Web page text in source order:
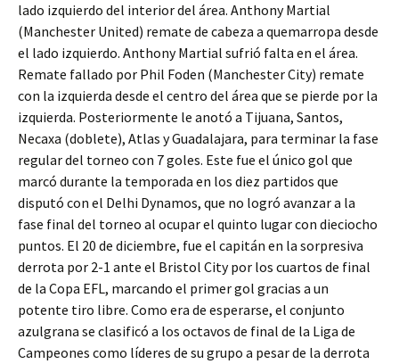
lado izquierdo del interior del área. Anthony Martial
(Manchester United) remate de cabeza a quemarropa desde
el lado izquierdo. Anthony Martial sufrió falta en el área.
Remate fallado por Phil Foden (Manchester City) remate
con la izquierda desde el centro del área que se pierde por la
izquierda. Posteriormente le anotó a Tijuana, Santos,
Necaxa (doblete), Atlas y Guadalajara, para terminar la fase
regular del torneo con 7 goles. Este fue el único gol que
marcó durante la temporada en los diez partidos que
disputó con el Delhi Dynamos, que no logró avanzar a la
fase final del torneo al ocupar el quinto lugar con dieciocho
puntos. El 20 de diciembre, fue el capitán en la sorpresiva
derrota por 2-1 ante el Bristol City por los cuartos de final
de la Copa EFL, marcando el primer gol gracias a un
potente tiro libre. Como era de esperarse, el conjunto
azulgrana se clasificó a los octavos de final de la Liga de
Campeones como líderes de su grupo a pesar de la derrota